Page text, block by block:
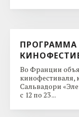
ПРОГРАММА
Во Франции
кинофестиваля,
Сальвадори
с 12 по 23 ...